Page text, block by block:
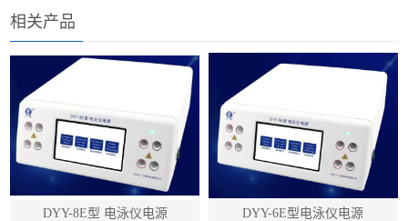
相关产品
DYY-8E型 电泳仪电源 DYY-6E型电泳仪电源